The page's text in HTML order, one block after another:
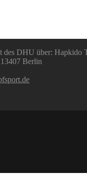
des DHU über: Hapkido
Berlin